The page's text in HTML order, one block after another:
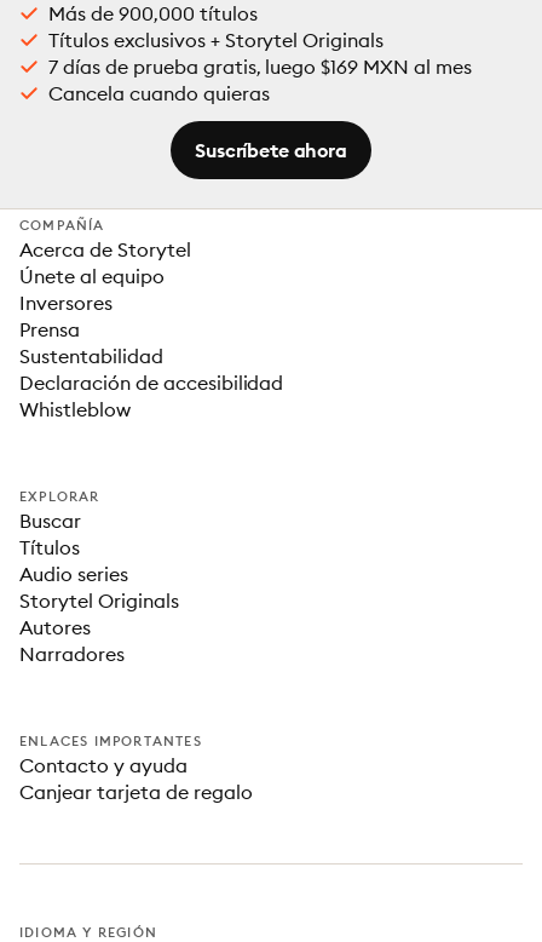
Más de 900,000 títulos
Títulos exclusivos + Storytel Originals
7 días de prueba gratis, luego $169 MXN al mes
Cancela cuando quieras
Suscríbete ahora
COMPAÑÍA
Acerca de Storytel
Únete al equipo
Inversores
Prensa
Sustentabilidad
Declaración de accesibilidad
Whistleblow
EXPLORAR
Buscar
Títulos
Audio series
Storytel Originals
Autores
Narradores
ENLACES IMPORTANTES
Contacto y ayuda
Canjear tarjeta de regalo
IDIOMA Y REGIÓN